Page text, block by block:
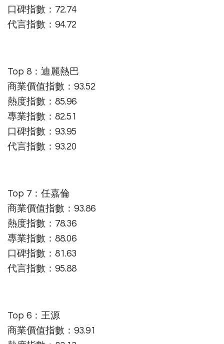
口碑指數：72.74
代言指數：94.72
Top 8：迪麗熱巴
商業價值指數：93.52
熱度指數：85.96
專業指數：82.51
口碑指數：93.95
代言指數：93.20
Top 7：任嘉倫
商業價值指數：93.86
熱度指數：78.36
專業指數：88.06
口碑指數：81.63
代言指數：95.88
Top 6：王源
商業價值指數：93.91